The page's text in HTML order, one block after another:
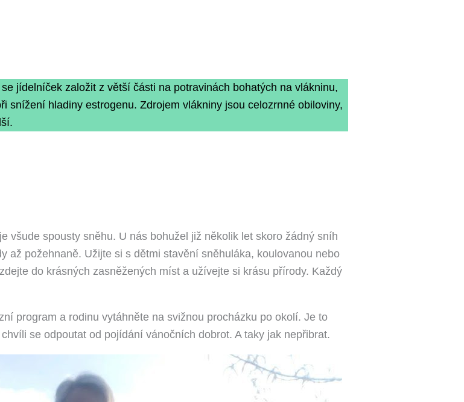
jídelníček založit z větší části na potravinách bohatých na vlákninu,
snížení hladiny estrogenu. Zdrojem vlákniny jsou celozrnné obiloviny,
všude spousty sněhu. U nás bohužel již několik let skoro žádný sníh
až požehnaně. Užijte si s dětmi stavění sněhuláka, koulovanou nebo
do krásných zasněžených míst a užívejte si krásu přírody. Každý
program a rodinu vytáhněte na svižnou procházku po okolí. Je to
se odpoutat od pojídání vánočních dobrot. A taky jak nepřibrat.